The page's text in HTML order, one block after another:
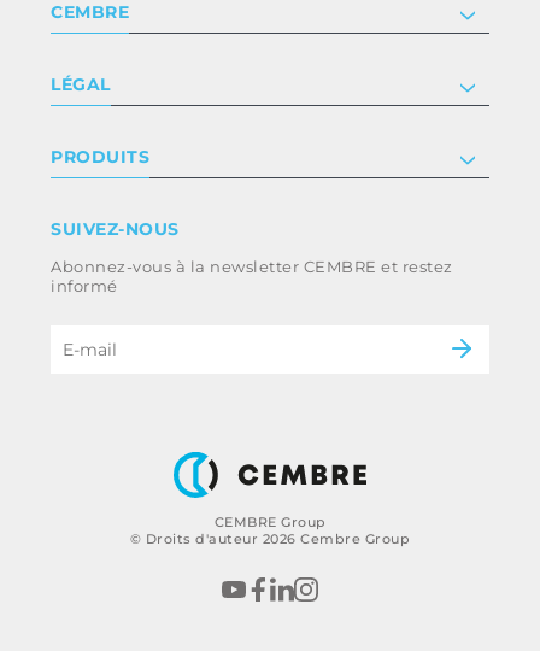
CEMBRE Group
© Droits d'auteur 2026 Cembre Group
CEMBRE
Société
Certificat
Nous rejoindre
LÉGAL
Termes et conditions
Whistleblowing
Code d’éthique et politique anti-corruption
du groupe
PRODUITS
Énergie
B2B Disclaimer
SUIVEZ-NOUS
Abonnez-vous à la newsletter CEMBRE et restez
informé